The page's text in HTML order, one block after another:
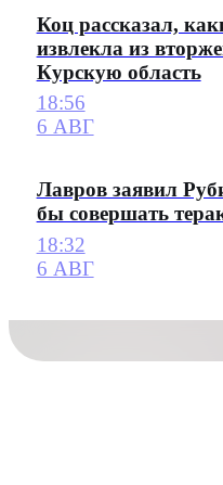
Коц рассказал,
извлекла из
Курскую область
18:56
6 АВГ
Лавров заявил
бы совершать
18:32
6 АВГ